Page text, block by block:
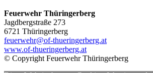
Feuerwehr Thüringerberg
Jagdbergstraße 273
6721 Thüringerberg
feuerwehr@of-thueringerberg.at
www.of-thueringerberg.at
© Copyright Feuerwehr Thüringerberg